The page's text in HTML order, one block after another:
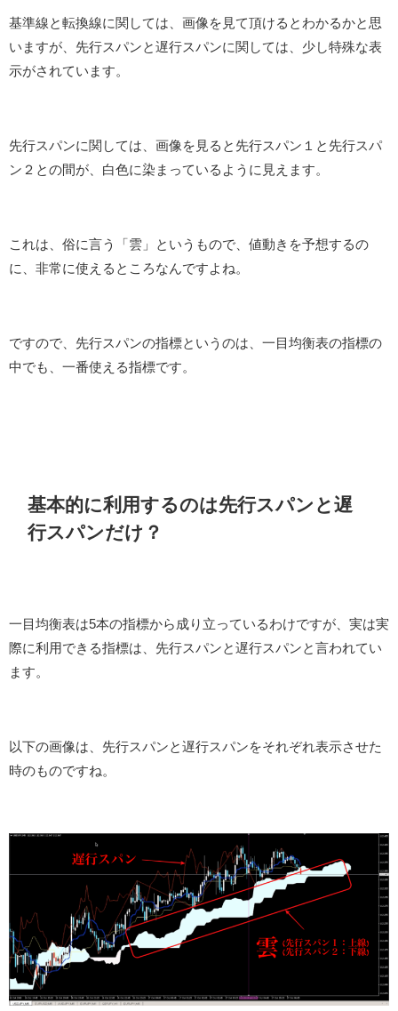
基準線と転換線に関しては、画像を見て頂けるとわかるかと思
いますが、先行スパンと遅行スパンに関しては、少し特殊な表
示がされています。
先行スパンに関しては、画像を見ると先行スパン１と先行スパ
ン２との間が、白色に染まっているように見えます。
これは、俗に言う「雲」というもので、値動きを予想するの
に、非常に使えるところなんですよね。
ですので、先行スパンの指標というのは、一目均衡表の指標の
中でも、一番使える指標です。
基本的に利用するのは先行スパンと遅
行スパンだけ？
一目均衡表は5本の指標から成り立っているわけですが、実は実
際に利用できる指標は、先行スパンと遅行スパンと言われてい
ます。
以下の画像は、先行スパンと遅行スパンをそれぞれ表示させた
時のものですね。